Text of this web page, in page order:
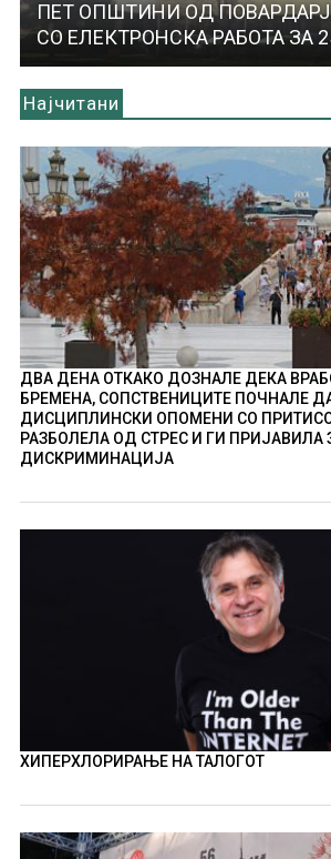
ПЕТ ОПШТИНИ ОД
СО ЕЛЕКТРОНСКА РАБОТА ЗА
Најчитани
ДВА ДЕНА ОТКАКО ДОЗНАЛЕ ДЕКА
БРЕМЕНА, СОПСТВЕНИЦИТЕ ПОЧНАЛЕ
ДИСЦИПЛИНСКИ ОПОМЕНИ СО
РАЗБОЛЕЛА ОД СТРЕС И ГИ ПРИЈАВИЛА
ДИСКРИМИНАЦИЈА
ХИПЕРХЛОРИРАЊЕ НА ТАЛОГОТ